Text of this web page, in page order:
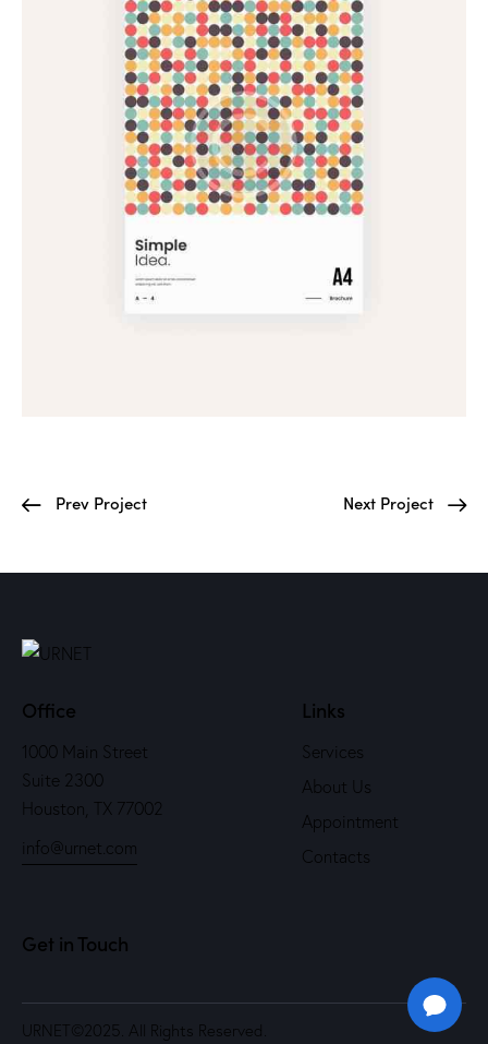
Prev Project Next Project
Office
1000 Main Street
Suite 2300
Houston, TX 77002
info@urnet.com
Links
Services
About Us
Appointment
Contacts
Get in Touch
URNET ©2025. All Rights Reserved.